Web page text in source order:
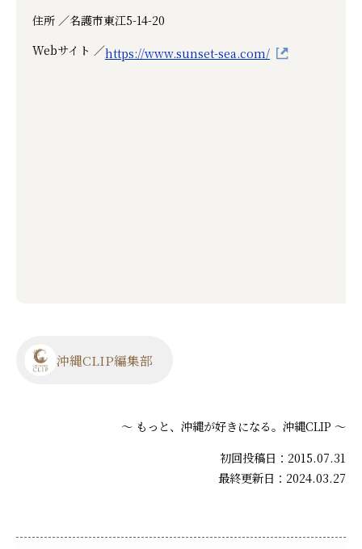
住所 ／名護市東江5-14-20
Webサイト ／https://www.sunset-sea.com/
沖縄CLIP編集部
～ もっと、沖縄が好きになる。沖縄CLIP ～
初回投稿日：2015.07.31
最終更新日：2024.03.27